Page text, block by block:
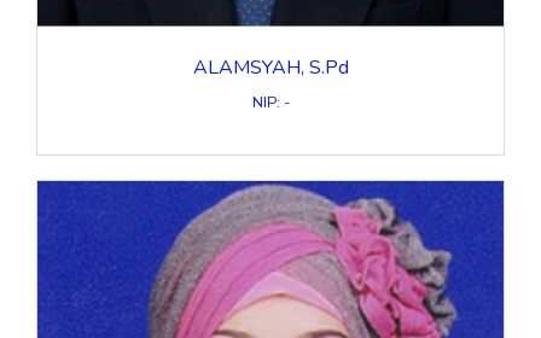
ALAMSYAH, S.Pd
NIP: -